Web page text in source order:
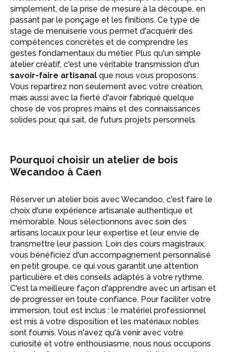
simplement, de la prise de mesure à la découpe, en
passant par le ponçage et les finitions. Ce type de
stage de menuiserie vous permet d'acquérir des
compétences concrètes et de comprendre les
gestes fondamentaux du métier. Plus qu'un simple
atelier créatif, c'est une véritable transmission d'un
savoir-faire artisanal que nous vous proposons.
Vous repartirez non seulement avec votre création,
mais aussi avec la fierté d'avoir fabriqué quelque
chose de vos propres mains et des connaissances
solides pour, qui sait, de futurs projets personnels.
Pourquoi choisir un atelier de bois
Wecandoo à Caen
Réserver un atelier bois avec Wecandoo, c'est faire le
choix d'une expérience artisanale authentique et
mémorable. Nous sélectionnons avec soin des
artisans locaux pour leur expertise et leur envie de
transmettre leur passion. Loin des cours magistraux,
vous bénéficiez d'un accompagnement personnalisé
en petit groupe, ce qui vous garantit une attention
particulière et des conseils adaptés à votre rythme.
C'est la meilleure façon d'apprendre avec un artisan et
de progresser en toute confiance. Pour faciliter votre
immersion, tout est inclus : le matériel professionnel
est mis à votre disposition et les matériaux nobles
sont fournis. Vous n'avez qu'à venir avec votre
curiosité et votre enthousiasme, nous nous occupons